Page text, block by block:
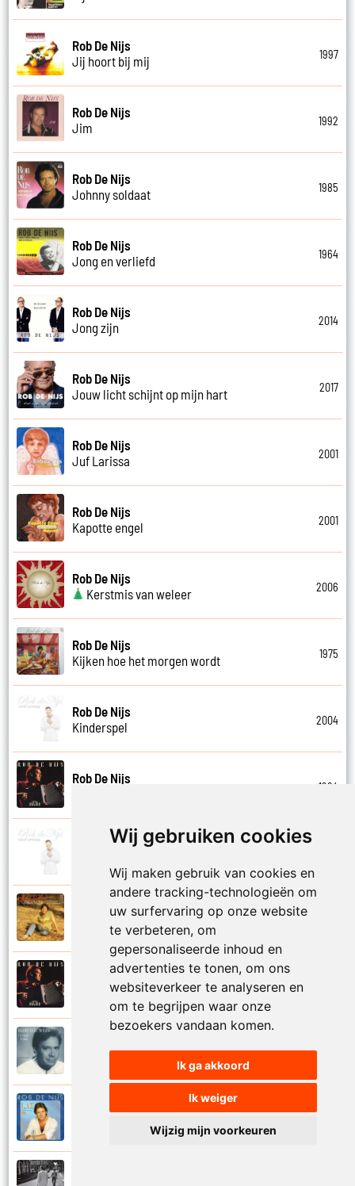
Wij gebruiken cookies
Wij maken gebruik van cookies en
andere tracking-technologieën om
uw surfervaring op onze website
te verbeteren, om
gepersonaliseerde inhoud en
advertenties te tonen, om ons
websiteverkeer te analyseren en
om te begrijpen waar onze
bezoekers vandaan komen.
Ik ga akkoord
Ik weiger
Wijzig mijn voorkeuren
Rob De Nijs
Jij hoort bij mij
1997
Rob De Nijs
Jim
1992
Rob De Nijs
Johnny soldaat
1985
Rob De Nijs
Jong en verliefd
1964
Rob De Nijs
Jong zijn
2014
Rob De Nijs
Jouw licht schijnt op mijn hart
2017
Rob De Nijs
Juf Larissa
2001
Rob De Nijs
Kapotte engel
2001
Rob De Nijs
Kerstmis van weleer
2006
Rob De Nijs
Kijken hoe het morgen wordt
1975
Rob De Nijs
Kinderspel
2004
Rob De Nijs
1994
Rob De Nijs
Rob De Nijs
Kleine man
Rob De Nijs
Kleine ster
Rob De Nijs